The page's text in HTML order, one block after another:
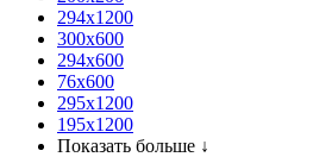
294x1200
300x600
294x600
76х600
295х1200
195х1200
Показать больше ↓